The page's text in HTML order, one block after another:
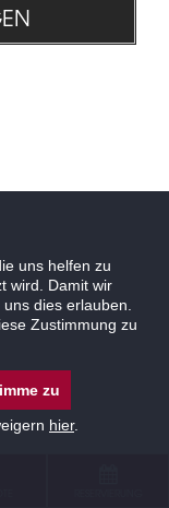
uns helfen zu
wird. Damit wir
dies erlauben.
Zustimmung zu
zu
hier.